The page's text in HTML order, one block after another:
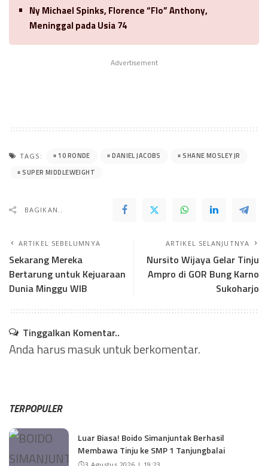
Ny Michael Spinks, Florence “Flo” Anthony,
Meninggal pada Usia 74
Advertisement
TAGS: 10 RONDE DANIEL JACOBS
SHANE MOSLEY JR
SUPER MIDDLEWEIGHT
BAGIKAN..
ARTIKEL SEBELUMNYA
Sekarang Mereka
Bertarung untuk Kejuaraan
Dunia Minggu WIB
ARTIKEL SELANJUTNYA
Nursito Wijaya Gelar Tinju
Ampro di GOR Bung Karno
Sukoharjo
Tinggalkan Komentar..
Anda harusmasukuntuk berkomentar.
TERPOPULER
Luar Biasa! Boido Simanjuntak Berhasil
Membawa Tinju ke SMP 1 Tanjungbalai